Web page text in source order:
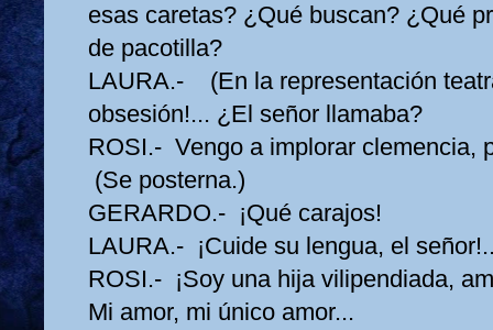
esas caretas? ¿Qué buscan? ¿Qué
de pacotilla?
LAURA.- (En la representación
obsesión!... ¿El señor llamaba?
ROSI.- Vengo a implorar clemencia,
(Se posterna.)
GERARDO.- ¡Qué carajos!
LAURA.- ¡Cuide su lengua, el
ROSI.- ¡Soy una hija vilipendiada,
Mi amor, mi único amor...